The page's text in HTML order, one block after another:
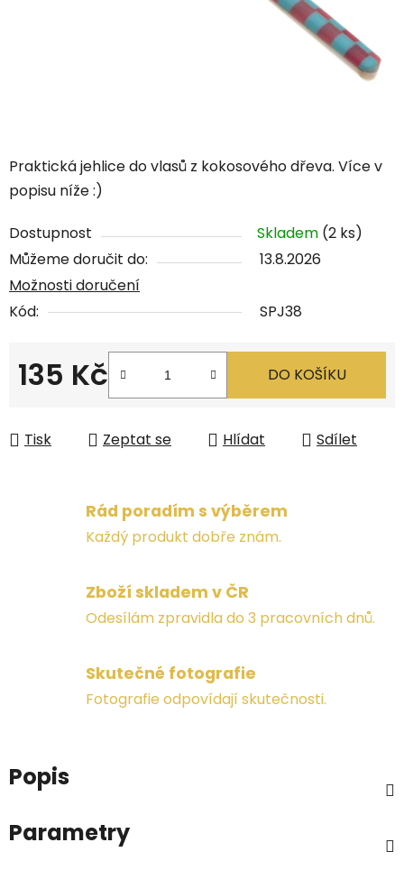
Praktická jehlice do vlasů z kokosového dřeva. Více v
popisu níže :)
Dostupnost Skladem (2 ks)
Můžeme doručit do:
13.8.2026
Možnosti doručení
Kód:
SPJ38
135 Kč DO KOŠÍKU
Tisk Zeptat se Hlídat Sdílet
Rád poradím s výběrem
Každý produkt dobře znám.
Zboží skladem v ČR
Odesílám zpravidla do 3 pracovních dnů.
Skutečné fotografie
Fotografie odpovídají skutečnosti.
Popis
Parametry